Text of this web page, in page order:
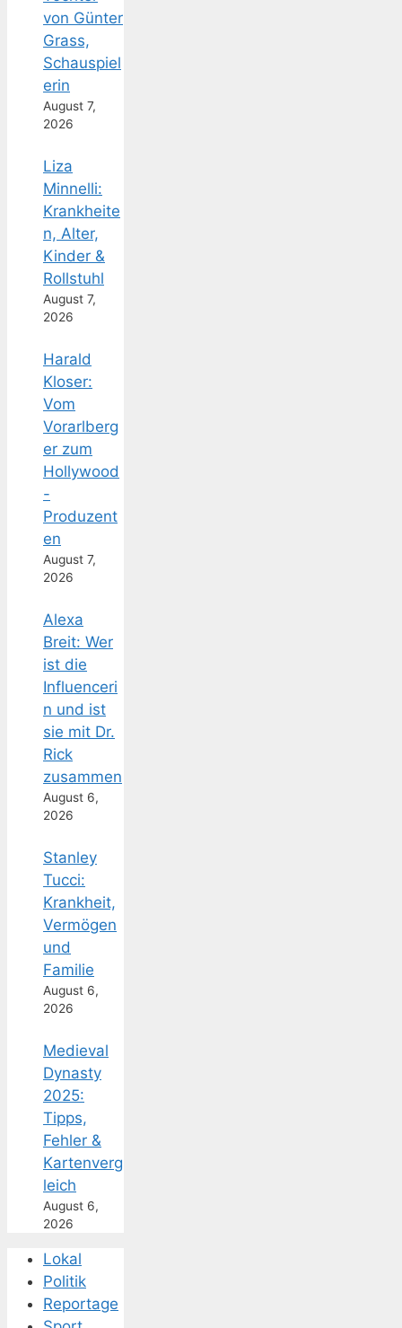
von Günter
Grass,
Schauspiel
erin
August 7,
2026
Liza
Minnelli:
Krankheite
n, Alter,
Kinder &
Rollstuhl
August 7,
2026
Harald
Kloser:
Vom
Vorarlberg
er zum
Hollywood
-
Produzent
en
August 7,
2026
Alexa
Breit: Wer
ist die
Influenceri
n und ist
sie mit Dr.
Rick
zusammen
August 6,
2026
Stanley
Tucci:
Krankheit,
Vermögen
und
Familie
August 6,
2026
Medieval
Dynasty
2025:
Tipps,
Fehler &
Kartenverg
leich
August 6,
2026
Lokal
Politik
Reportage